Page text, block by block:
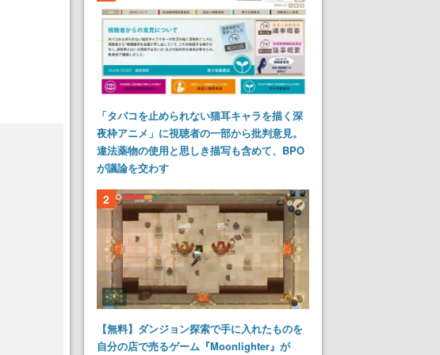
「タバコを止められない猫耳キャラを描く深
夜枠アニメ」に視聴者の一部から批判意見。
違法薬物の使用と思しき描写も含めて、BPO
が議論を交わす
2
【無料】ダンジョン探索で手に入れたものを
自分の店で売るゲーム『Moonlighter』が